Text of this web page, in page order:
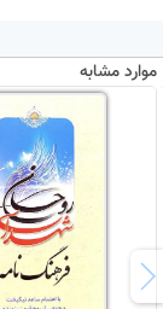
موارد مشابه